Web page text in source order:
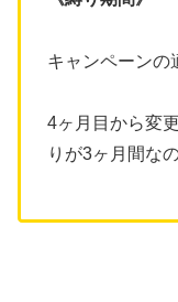
キャンペーンの
4ヶ月目から変
りが3ヶ月間な